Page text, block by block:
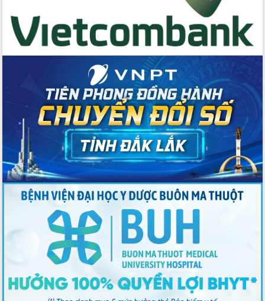
Chương trình “Gặp gỡ hữu nghị –
Friendship Meeting New Year 2026”
Bầu cử Quốc hội và HĐND: Cử tri Đắk
Lắk gửi gắm niềm tin, kỳ vọng vào lá
Đắk Lắk sẵn sàng các điều kiện cho
Ngày hội bầu cử đại biểu Quốc hội
khóa XVI và HĐND các cấp nhiệm kỳ
2026-2031
Đảm bảo cuộc bầu cử đại biểu Quốc
hội và đại biểu HĐND các cấp diễn ra
an toàn, hiệu quả, đúng quy định
Thủ tướng Chính phủ Phạm Minh Chính
kiểm tra, chỉ đạo hoàn thành các dự
án cao tốc và thăm khu tái định cư tại
Đắk Lắk
Sôi nổi Hội đua ngựa truyền thống Gò
Thì Thùng mừng Xuân Bính Ngọ 2026
Lãnh đạo tỉnh dâng hương tưởng niệm
tại Đập Đồng Cam đầu Xuân Bính Ngọ
Ngành nông nghiệp phấn đấu tăng
trưởng đạt 5,86% trong năm 2026
UBND tỉnh Đắk Lắk triển khai công tác